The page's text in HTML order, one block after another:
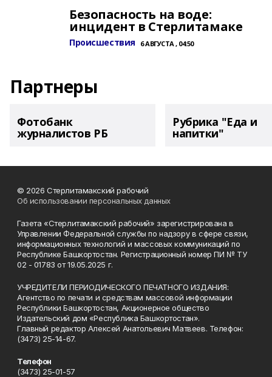
Безопасность на воде:
инцидент в Стерлитамаке
Происшествия 6 АВГУСТА , 04:50
Партнеры
Фотобанк
журналистов РБ
Рубрика "Еда и
напитки"
© 2026 Стерлитамакский рабочий
Об использовании персональных данных
Газета «Стерлитамакский рабочий» зарегистрирована в
Управлении Федеральной службы по надзору в сфере связи,
информационных технологий и массовых коммуникаций по
Республике Башкортостан. Регистрационный номер ПИ № ТУ
02 - 01783 от 19.05.2025 г.
УЧРЕДИТЕЛИ ПЕРИОДИЧЕСКОГО ПЕЧАТНОГО ИЗДАНИЯ:
Агентство по печати и средствам массовой информации
Республики Башкортостан, Акционерное общество
Издательский дом «Республика Башкортостан».
Главный редактор Алексей Анатольевич Матвеев. Телефон:
(3473) 25-14-67.
Телефон
(3473) 25-01-57